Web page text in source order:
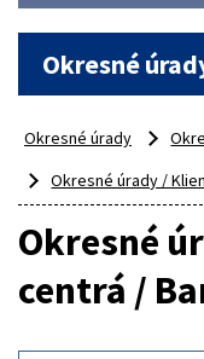
Okresné
Okresné úrady
Okresné úrady /
Okresné
centrá /